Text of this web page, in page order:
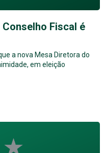
Fiscal é
a nova Mesa Diretora do
em eleição